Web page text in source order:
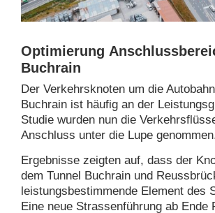
Optimierung
Buchrain
Der Verkehrsknoten um die
Buchrain ist häufig an der
Studie wurden nun die
Anschluss unter die Lupe
Ergebnisse zeigten auf, dass der
dem Tunnel Buchrain und
leistungsbestimmende Element des
Eine neue Strassenführung ab Ende